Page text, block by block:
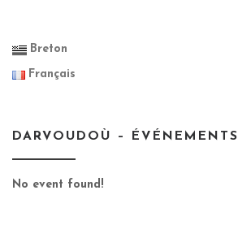
Breton
Français
DARVOUDOÙ – ÉVÉNEMENTS
No event found!